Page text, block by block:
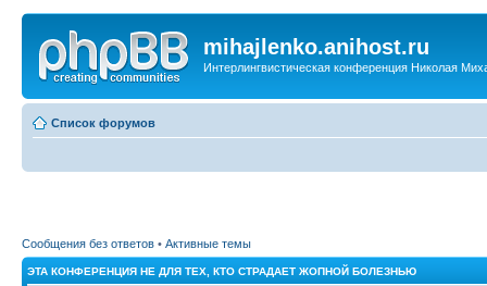
mihajlenko.anihost.ru
Интерлингвистическая конференция Николая
Список форумов
Сообщения без ответов • Активные темы
ЭТА КОНФЕРЕНЦИЯ НЕ ДЛЯ ТЕХ, КТО СТРАДАЕТ ЖОПНОЙ БОЛЕЗНЬЮ